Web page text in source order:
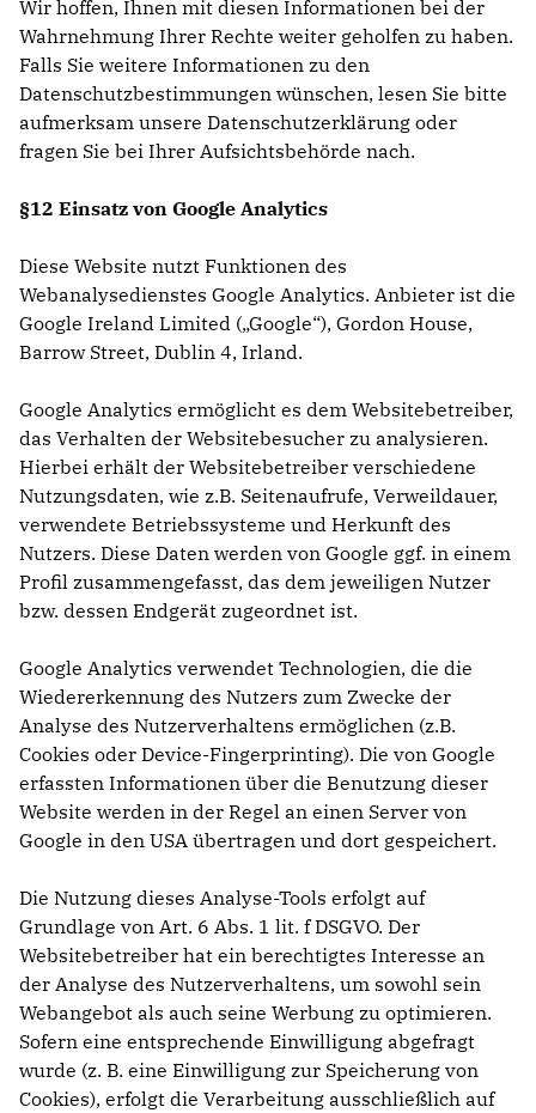
Wir hoffen, Ihnen mit diesen Informationen bei der
Wahrnehmung Ihrer Rechte weiter geholfen zu haben.
Falls Sie weitere Informationen zu den
Datenschutzbestimmungen wünschen, lesen Sie bitte
aufmerksam unsere Datenschutzerklärung oder
fragen Sie bei Ihrer Aufsichtsbehörde nach.
§12 Einsatz von Google Analytics
Diese Website nutzt Funktionen des
Webanalysedienstes Google Analytics. Anbieter ist die
Google Ireland Limited („Google“), Gordon House,
Barrow Street, Dublin 4, Irland.
Google Analytics ermöglicht es dem Websitebetreiber,
das Verhalten der Websitebesucher zu analysieren.
Hierbei erhält der Websitebetreiber verschiedene
Nutzungsdaten, wie z.B. Seitenaufrufe, Verweildauer,
verwendete Betriebssysteme und Herkunft des
Nutzers. Diese Daten werden von Google ggf. in einem
Profil zusammengefasst, das dem jeweiligen Nutzer
bzw. dessen Endgerät zugeordnet ist.
Google Analytics verwendet Technologien, die die
Wiedererkennung des Nutzers zum Zwecke der
Analyse des Nutzerverhaltens ermöglichen (z.B.
Cookies oder Device-Fingerprinting). Die von Google
erfassten Informationen über die Benutzung dieser
Website werden in der Regel an einen Server von
Google in den USA übertragen und dort gespeichert.
Die Nutzung dieses Analyse-Tools erfolgt auf
Grundlage von Art. 6 Abs. 1 lit. f DSGVO. Der
Websitebetreiber hat ein berechtigtes Interesse an
der Analyse des Nutzerverhaltens, um sowohl sein
Webangebot als auch seine Werbung zu optimieren.
Sofern eine entsprechende Einwilligung abgefragt
wurde (z. B. eine Einwilligung zur Speicherung von
Cookies), erfolgt die Verarbeitung ausschließlich auf